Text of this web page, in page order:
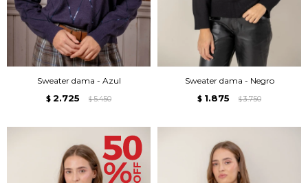
Sweater dama - Azul
$ 2.725 $ 5.450
Sweater dama - Negro
$ 1.875 $ 3.750